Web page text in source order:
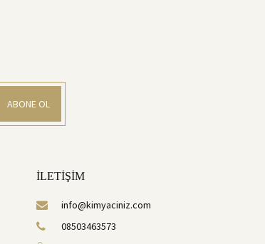
ABONE OL
İLETİŞİM
info@kimyaciniz.com
08503463573